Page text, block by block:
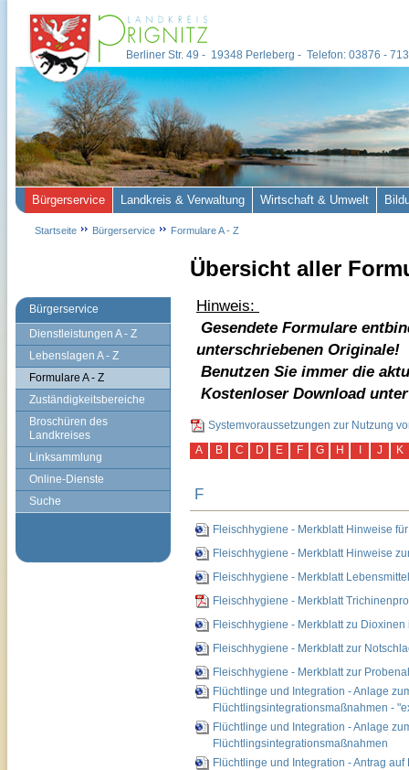
Bürgerservice
Dienstleistungen A - Z
Lebenslagen A - Z
Formulare A - Z
Zuständigkeitsbereiche
Broschüren des
Landkreises
Linksammlung
Online-Dienste
Suche
Übersicht aller
Hinweis:
Gesendete Formulare
unterschriebenen Originale!
Benutzen Sie immer die
Kostenloser Download
Systemvoraussetzungen zur Nutzung
A
B C D E F G H J K
F
Fleischhygiene - Merkblatt Hinweise
Fleischhygiene - Merkblatt Hinweise
Fleischhygiene - Merkblatt
Fleischhygiene - Merkblatt
Fleischhygiene - Merkblatt zu
Fleischhygiene - Merkblatt zur
Fleischhygiene - Merkblatt zur
Flüchtlinge und Integration - Anlage
Flüchtlingsintegrationsmaßnahmen -
Flüchtlinge und Integration - Anlage
Flüchtlingsintegrationsmaßnahmen
Flüchtlinge und Integration - Antrag
Berliner Str. 49 - 19348 Perleberg - Telefon: 03876 -
Bürgerservice Landkreis & Verwaltung Wirtschaft & Umwelt
Startseite Bürgerservice Formulare A - Z